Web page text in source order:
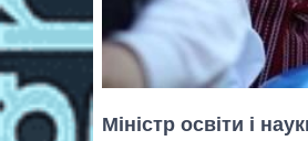
Міністр освіти і